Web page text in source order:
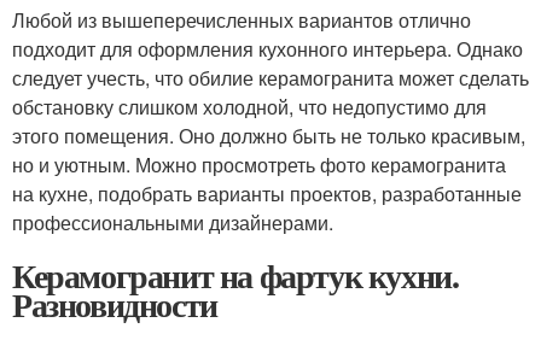
Любой из вышеперечисленных вариантов отлично
подходит для оформления кухонного интерьера. Однако
следует учесть, что обилие керамогранита может сделать
обстановку слишком холодной, что недопустимо для
этого помещения. Оно должно быть не только красивым,
но и уютным. Можно просмотреть фото керамогранита
на кухне, подобрать варианты проектов, разработанные
профессиональными дизайнерами.
Керамогранит на фартук кухни.
Разновидности